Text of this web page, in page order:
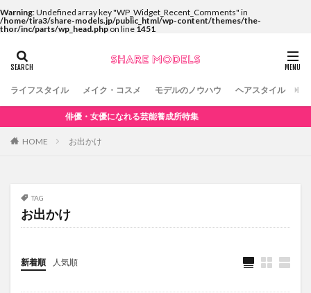
Warning: Undefined array key "WP_Widget_Recent_Comments" in
/home/tira3/share-models.jp/public_html/wp-content/themes/the-
thor/inc/parts/wp_head.php on line 1451
ライフスタイル メイク・コスメ モデルのノウハウ ヘアスタイル
俳優・女優になれる芸能養成所特集
HOME お出かけ
TAG
お出かけ
新着順 人気順